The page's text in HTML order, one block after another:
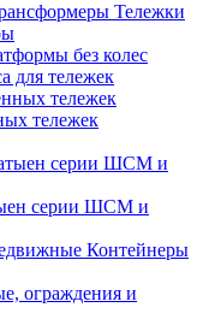
Тележки
без колес
для тележек
тележек
тележек
серии ШСМ и
Контейнеры